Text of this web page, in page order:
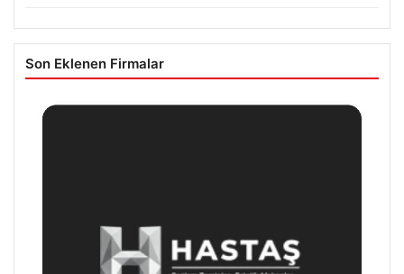
Son Eklenen Firmalar